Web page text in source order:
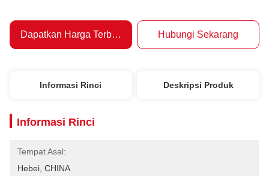
Dapatkan Harga Terbaik Hubungi Sekarang
Informasi Rinci Deskripsi Produk
Informasi Rinci
Tempat Asal:
Hebei, CHINA